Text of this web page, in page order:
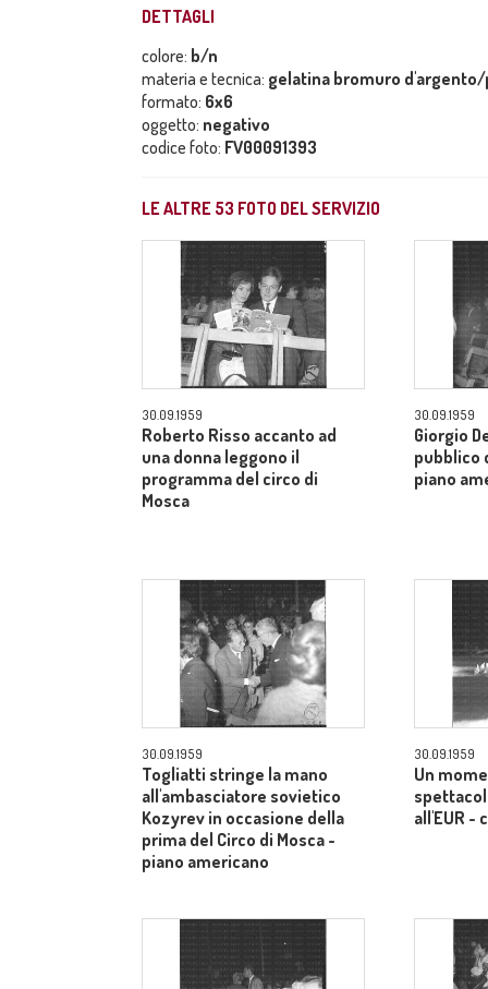
DETTAGLI
colore: b/n
materia e tecnica: gelatina bromuro
formato: 6x6
oggetto: negativo
codice foto: FV00091393
LE ALTRE 53 FOTO DEL SERVIZIO
30.09.1959
Roberto Risso accanto ad
una donna leggono il
programma del circo di
Mosca
30.09.1959
Giorgio
pubblico
piano
30.09.1959
Togliatti stringe la mano
all'ambasciatore sovietico
Kozyrev in occasione della
prima del Circo di Mosca -
piano americano
30.09.1959
Un
all'EUR -